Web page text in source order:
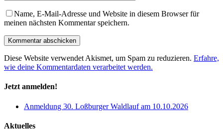
Name, E-Mail-Adresse und Website in diesem Browser für
meinen nächsten Kommentar speichern.
Diese Website verwendet Akismet, um Spam zu reduzieren. Erfahre,
wie deine Kommentardaten verarbeitet werden.
Jetzt anmelden!
Anmeldung 30. Loßburger Waldlauf am 10.10.2026
Aktuelles